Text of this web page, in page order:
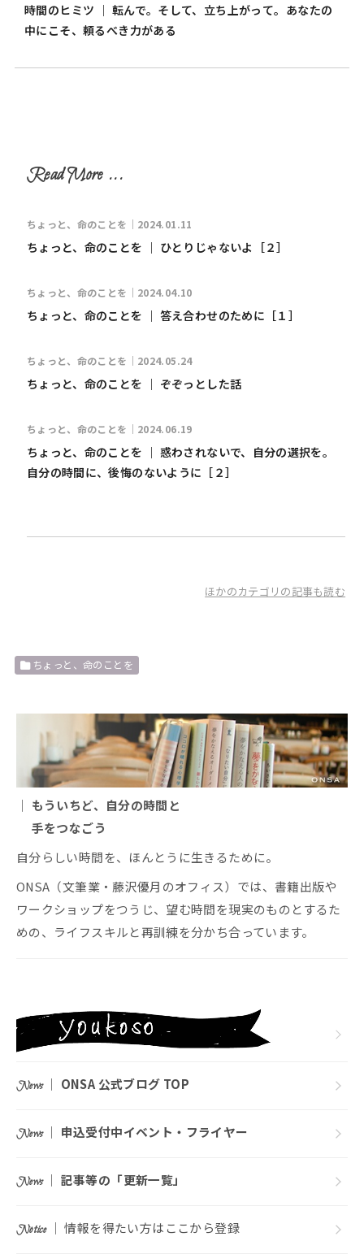
時間のヒミツ ｜ 転んで。そして、立ち上がって。あなたの
中にこそ、頼るべき力がある
ちょっと、命のことを｜2024.01.11
ちょっと、命のことを ｜ ひとりじゃないよ［２］
ちょっと、命のことを｜2024.04.10
ちょっと、命のことを ｜ 答え合わせのために［１］
ちょっと、命のことを｜2024.05.24
ちょっと、命のことを ｜ ぞぞっとした話
ちょっと、命のことを｜2024.06.19
ちょっと、命のことを ｜ 惑わされないで、自分の選択を。
自分の時間に、後悔のないように［２］
ほかのカテゴリの記事も読む
ちょっと、命のことを
｜ もういちど、自分の時間と
手をつなごう
自分らしい時間を、ほんとうに生きるために。
ONSA（文筆業・藤沢優月のオフィス）では、書籍出版や
ワークショップをつうじ、望む時間を現実のものとするた
めの、ライフスキルと再訓練を分かち合っています。
News ｜ ONSA 公式ブログ TOP
News ｜ 申込受付中イベント・フライヤー
News ｜ 記事等の「更新一覧」
Notice｜ 情報を得たい方はここから登録